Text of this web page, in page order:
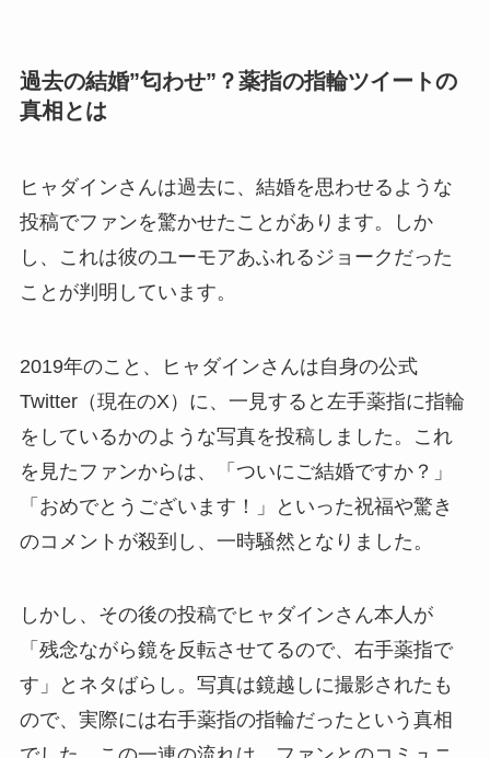
過去の結婚”匂わせ”？薬指の指輪ツイートの
真相とは
ヒャダインさんは過去に、結婚を思わせるような
投稿でファンを驚かせたことがあります。しか
し、これは彼のユーモアあふれるジョークだった
ことが判明しています。
2019年のこと、ヒャダインさんは自身の公式
Twitter（現在のX）に、一見すると左手薬指に指輪
をしているかのような写真を投稿しました。これ
を見たファンからは、「ついにご結婚ですか？」
「おめでとうございます！」といった祝福や驚き
のコメントが殺到し、一時騒然となりました。
しかし、その後の投稿でヒャダインさん本人が
「残念ながら鏡を反転させてるので、右手薬指で
す」とネタばらし。写真は鏡越しに撮影されたも
ので、実際には右手薬指の指輪だったという真相